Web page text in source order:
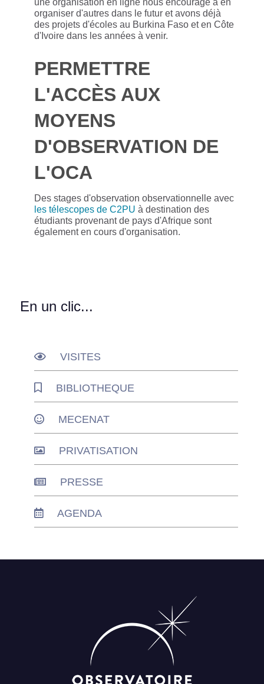
une organisation en ligne nous encourage à en
organiser d'autres dans le futur et avons déjà
des projets d'écoles au Burkina Faso et en Côte
d'Ivoire dans les années à venir.
PERMETTRE
L'ACCÈS AUX
MOYENS
D'OBSERVATION DE
L'OCA
Des stages d'observation observationnelle avec
les télescopes de C2PU à destination des
étudiants provenant de pays d'Afrique sont
également en cours d'organisation.
En un clic...
VISITES
BIBLIOTHEQUE
MECENAT
PRIVATISATION
PRESSE
AGENDA